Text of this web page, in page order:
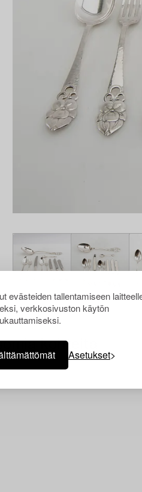
evästeiden tallentamiseen
verkkosivuston käytön
Asetukset
kohteita